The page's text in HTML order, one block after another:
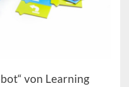
von Learning